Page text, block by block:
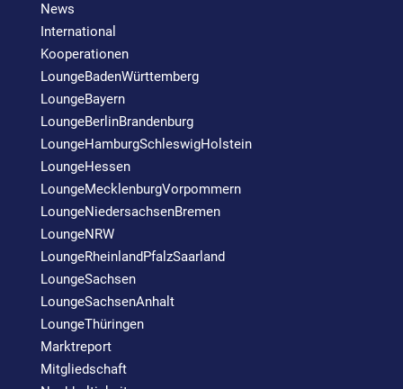
News
International
Kooperationen
LoungeBadenWürttemberg
LoungeBayern
LoungeBerlinBrandenburg
LoungeHamburgSchleswigHolstein
LoungeHessen
LoungeMecklenburgVorpommern
LoungeNiedersachsenBremen
LoungeNRW
LoungeRheinlandPfalzSaarland
LoungeSachsen
LoungeSachsenAnhalt
LoungeThüringen
Marktreport
Mitgliedschaft